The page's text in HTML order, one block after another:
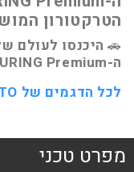
הטרקטורון
🚗 היכנסו לעולם
ה-CFORCE 1000 TOURING Premium!
לכל הדגמים של CFMOTO באתר עופר אבניר >>>
מפרט טכני